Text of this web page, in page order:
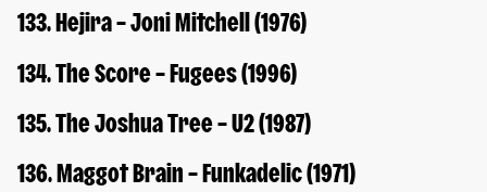
133. Hejira – Joni Mitchell (1976)
134. The Score – Fugees (1996)
135. The Joshua Tree – U2 (1987)
136. Maggot Brain – Funkadelic (1971)